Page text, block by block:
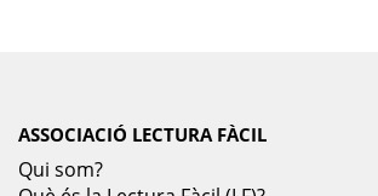
ASSOCIACIÓ LECTURA FÀCIL
Qui som?